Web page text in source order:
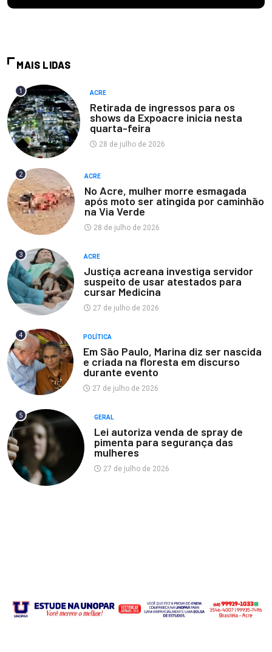
MAIS LIDAS
1 ACRE
Retirada de ingressos para os
shows da Expoacre inicia nesta
quarta-feira
28 de julho de 2026
2 ACRE
No Acre, mulher morre esmagada
após moto ser atingida por caminhão
na Via Verde
28 de julho de 2026
3 ACRE
Justiça acreana investiga servidor
suspeito de usar atestados para
cursar Medicina
27 de julho de 2026
4 POLÍTICA
Em São Paulo, Marina diz ser nascida
e criada na floresta em discurso
durante evento
27 de julho de 2026
5 GERAL
Lei autoriza venda de spray de
pimenta para segurança das
mulheres
27 de julho de 2026